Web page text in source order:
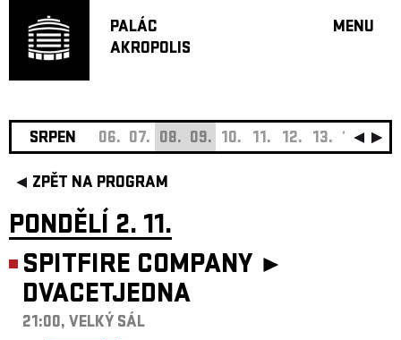
PALÁC
AKROPOLIS
MENU
JAZZ
SRPEN 06. 07. 08. 09. 10. 11. 12. 13. 14. 15.
ZPĚT NA PROGRAM
PONDĚLÍ 2. 11.
SPITFIRE COMPANY ►
DVACETJEDNA
21:00, VELKÝ SÁL